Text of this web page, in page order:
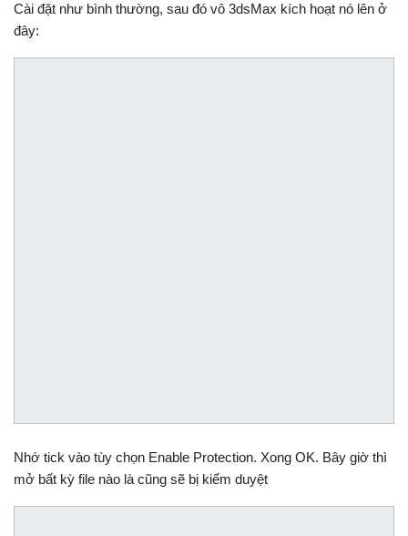
Cài đặt như bình thường, sau đó vô 3dsMax kích hoạt nó lên ở
đây:
Nhớ tick vào tùy chọn Enable Protection. Xong OK. Bây giờ thì
mở bất kỳ file nào là cũng sẽ bị kiểm duyệt